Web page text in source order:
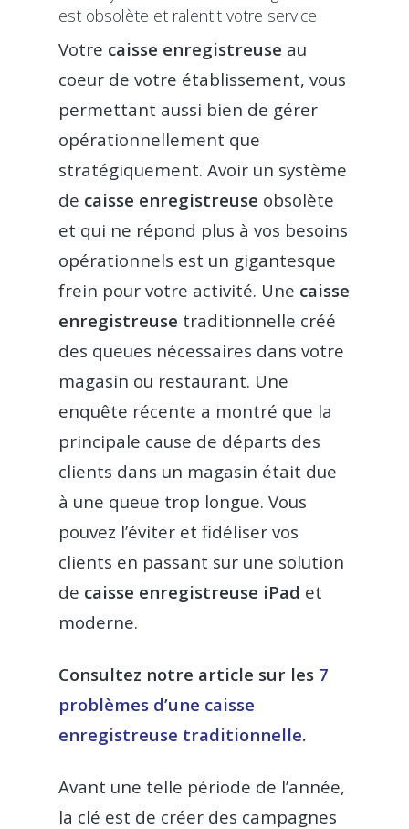
est obsolète et ralentit votre service
Votre caisse enregistreuse au
coeur de votre établissement, vous
permettant aussi bien de gérer
opérationnellement que
stratégiquement. Avoir un système
de caisse enregistreuse obsolète
et qui ne répond plus à vos besoins
opérationnels est un gigantesque
frein pour votre activité. Une caisse
enregistreuse traditionnelle créé
des queues nécessaires dans votre
magasin ou restaurant. Une
enquête récente a montré que la
principale cause de départs des
clients dans un magasin était due
à une queue trop longue. Vous
pouvez l’éviter et fidéliser vos
clients en passant sur une solution
de caisse enregistreuse iPad et
moderne.
Consultez notre article sur les 7
problèmes d’une caisse
enregistreuse traditionnelle.
Avant une telle période de l’année,
la clé est de créer des campagnes